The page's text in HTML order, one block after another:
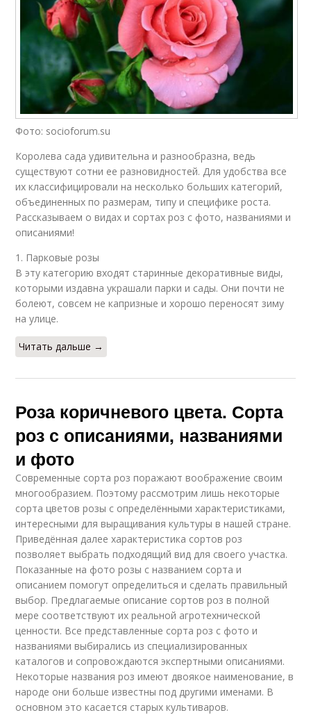
Фото: socioforum.su
Королева сада удивительна и разнообразна, ведь
существуют сотни ее разновидностей. Для удобства все
их классифицировали на несколько больших категорий,
объединенных по размерам, типу и специфике роста.
Рассказываем о видах и сортах роз с фото, названиями и
описаниями!
1. Парковые розы
В эту категорию входят старинные декоративные виды,
которыми издавна украшали парки и сады. Они почти не
болеют, совсем не капризные и хорошо переносят зиму
на улице.
Читать дальше →
Роза коричневого цвета. Сорта
роз с описаниями, названиями
и фото
Современные сорта роз поражают воображение своим
многообразием. Поэтому рассмотрим лишь некоторые
сорта цветов розы с определёнными характеристиками,
интересными для выращивания культуры в нашей стране.
Приведённая далее характеристика сортов роз
позволяет выбрать подходящий вид для своего участка.
Показанные на фото розы с названием сорта и
описанием помогут определиться и сделать правильный
выбор. Предлагаемые описание сортов роз в полной
мере соответствуют их реальной агротехнической
ценности. Все представленные сорта роз с фото и
названиями выбирались из специализированных
каталогов и сопровождаются экспертными описаниями.
Некоторые названия роз имеют двоякое наименование, в
народе они больше известны под другими именами. В
основном это касается старых культиваров.